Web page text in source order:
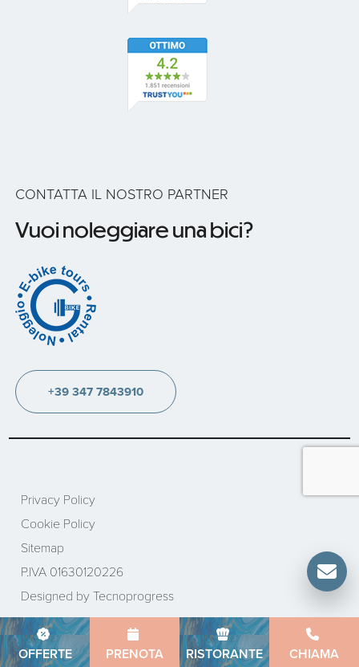
OFFERTE PRENOTA RISTORANTE CHIAMA
CONTATTA IL NOSTRO PARTNER
Vuoi noleggiare una bici?
+39 347 7843910
Privacy Policy
Cookie Policy
Sitemap
P.IVA 01630120226
Designed by Tecnoprogress